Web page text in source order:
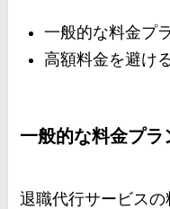
一般的な料金プ
高額料金を避け
一般的な料金プラ
退職代行サービス